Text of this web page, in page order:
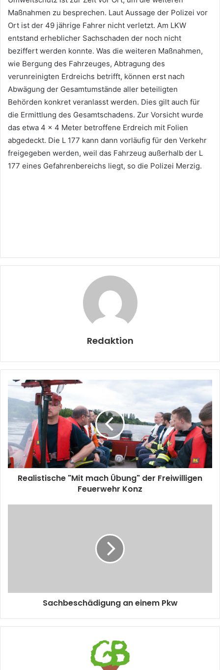
Maßnahmen zu besprechen. Laut Aussage der Polizei vor
Ort ist der 49 jährige Fahrer nicht verletzt. Am LKW
entstand erheblicher Sachschaden der noch nicht
beziffert werden konnte. Was die weiteren Maßnahmen,
wie Bergung des Fahrzeuges, Abtragung des
verunreinigten Erdreichs betrifft, können erst nach
Abwägung der Gesamtumstände aller beteiligten
Behörden konkret veranlasst werden. Dies gilt auch für
die Ermittlung des Gesamtschadens. Zur Vorsicht wurde
das etwa 4 x 4 Meter betroffene Erdreich mit Folien
abgedeckt. Die L 177 kann dann vorläufig für den Verkehr
freigegeben werden, weil das Fahrzeug außerhalb der L
177 eines Gefahrenbereichs liegt, so die Polizei Merzig.
Redaktion
Realistische "Mit mach Übung" der Freiwilligen
Feuerwehr Konz
Sachbeschädigung an einem Pkw